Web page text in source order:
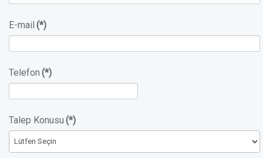
E-mail (*)
Telefon (*)
Talep Konusu (*)